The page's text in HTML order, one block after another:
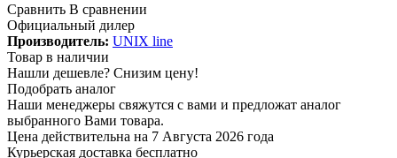
Сравнить В сравнении
Официальный дилер
Производитель: UNIX line
Товар в наличии
Нашли дешевле? Снизим цену!
Подобрать аналог
Наши менеджеры свяжутся с вами и предложат аналог
выбранного Вами товара.
Цена действительна на 7 Августа 2026 года
Курьерская доставка бесплатно